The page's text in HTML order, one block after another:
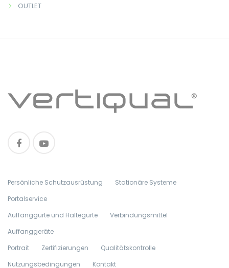
OUTLET
Persönliche Schutzausrüstung
Stationäre Systeme
Portalservice
Auffanggurte und Haltegurte
Verbindungsmittel
Auffanggeräte
Portrait
Zertifizierungen
Qualitätskontrolle
Nutzungsbedingungen
Kontakt